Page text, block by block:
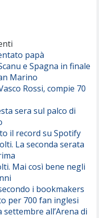
papà
e Spagna in finale
Marino
Rossi, compie 70
sera sul palco di
il record su Spotify
La seconda serata
Mai così bene negli
i bookmakers
per 700 fan inglesi
all’Arena di